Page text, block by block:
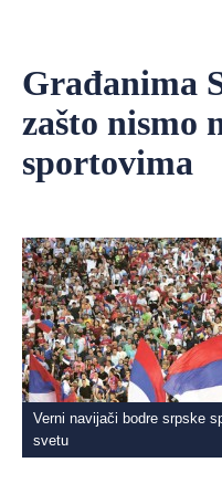
Građanima
zašto nismo
sportovima
Verni navijači bodre srpske
svetu